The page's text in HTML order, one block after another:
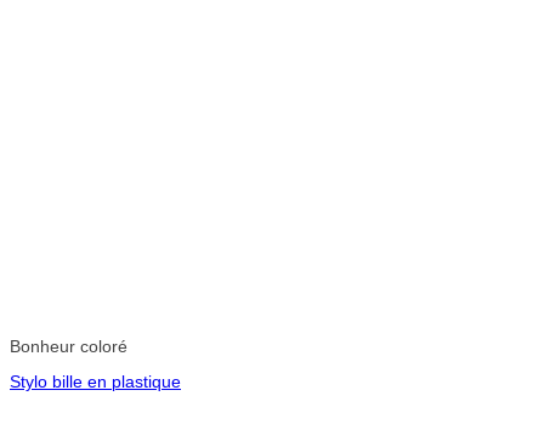
Bonheur coloré
Stylo bille en plastique